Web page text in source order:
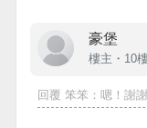
豪堡
樓主 ・10
回覆笨笨 ：嗯！謝